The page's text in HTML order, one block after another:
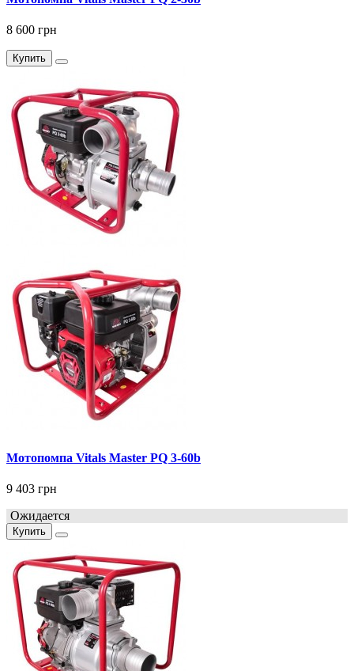
8 600 грн
Купить
Мотопомпа Vitals Master PQ 3-60b
9 403 грн
Ожидается
Купить